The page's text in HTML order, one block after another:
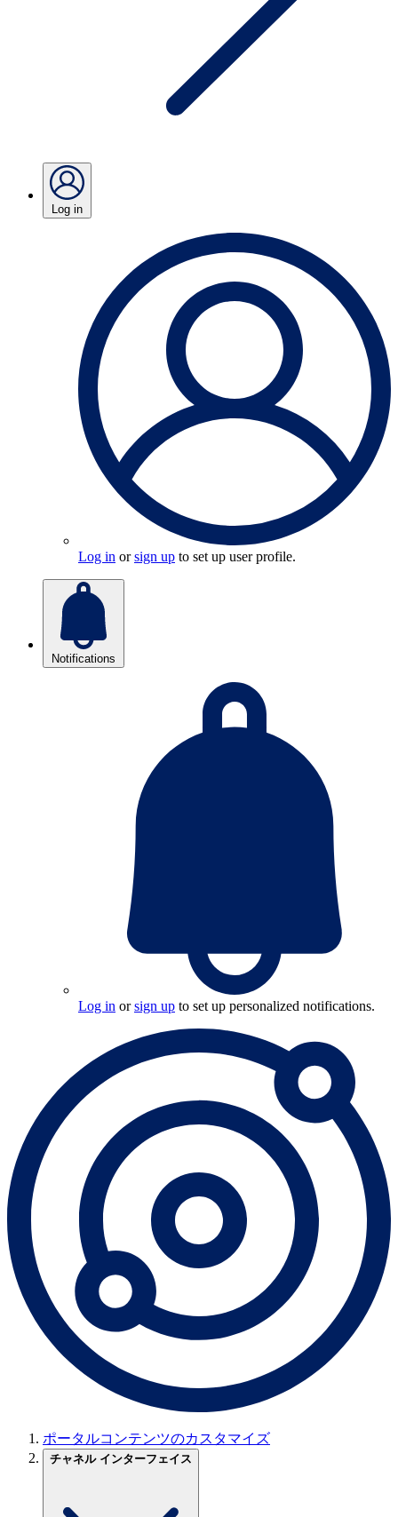
Log in
Log in orsign up to set up user profile.
Notifications
Log in orsign up to set up personalized notifications.
ポータルコンテンツのカスタマイズ
チャネル インターフェイス